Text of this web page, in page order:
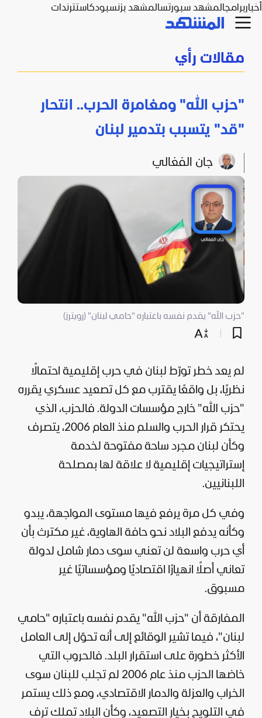
أخباربرامجالمشهد سبورتسالمشهد بزنسبودكاستترندات
مقالات رأي
"حزب الله" ومغامرة الحرب.. انتحار
"قد" يتسبب بتدمير لبنان
جان الفغالي
"حزب الله" يقدم نفسه باعتباره "حامي لبنان" (رويترز)
لم يعد خطر تورّط لبنان في حرب إقليمية احتمالًا
نظريًا، بل واقعًا يقترب مع كل تصعيد عسكري يقرره
"حزب الله" خارج مؤسسات الدولة. فالحزب، الذي
يحتكر قرار الحرب والسلم منذ العام 2006، يتصرف
وكأن لبنان مجرد ساحة مفتوحة لخدمة
إستراتيجيات إقليمية لا علاقة لها بمصلحة
اللبنانيين.
وفي كل مرة يرفع فيها مستوى المواجهة، يبدو
وكأنه يدفع البلاد نحو حافة الهاوية، غير مكترث بأن
أي حرب واسعة لن تعني سوى دمار شامل لدولة
تعاني أصلًا انهيارًا اقتصاديًا ومؤسساتيًا غير
مسبوق.
المفارقة أن "حزب الله" يقدم نفسه باعتباره "حامي
لبنان"، فيما تشير الوقائع إلى أنه تحوّل إلى العامل
الأكثر خطورة على استقرار البلد. فالحروب التي
خاضها الحزب منذ عام 2006 لم تجلب للبنان سوى
الخراب والعزلة والدمار الاقتصادي، ومع ذلك يستمر
في التلويح بخيار التصعيد، وكأن البلاد تملك ترف